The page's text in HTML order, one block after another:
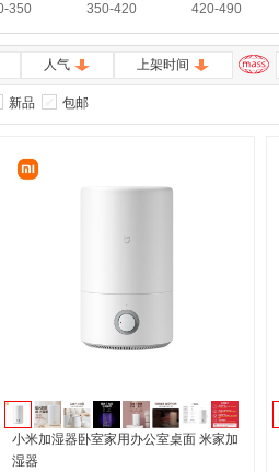
350 350-420 420-490
人气 上架时间
新品 包邮
小米加湿器卧室家用办公室桌面 米家加
湿器